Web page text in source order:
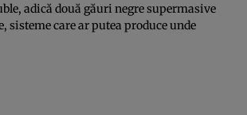
adică două găuri negre supermasive
sisteme care ar putea produce unde